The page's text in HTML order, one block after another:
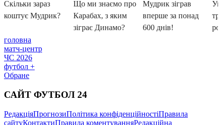
головна
матч-центр
ЧС 2026
футбол +
Обране
САЙТ ФУТБОЛ 24
РедакціяПрогнозиПолітика конфіденційностіПравила
сайтуКонтактиПравила коментуванняРедакційна